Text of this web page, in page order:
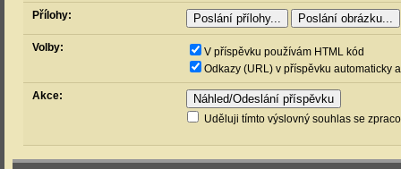
Přílohy:
Volby:
V příspěvku používám HTML kód
Odkazy (URL) v příspěvku automaticky
Akce:
Uděluji tímto výslovný souhlas se